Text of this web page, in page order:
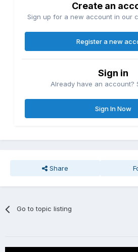
Create an
Sign up for a new account in our
Register a new
Sign in
Already have an account?
Sign In Now
Share
Go to topic listing